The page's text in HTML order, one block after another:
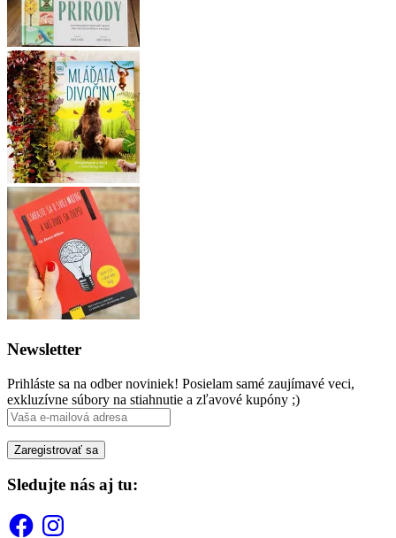
Newsletter
Prihláste sa na odber noviniek! Posielam samé zaujímavé veci,
exkluzívne súbory na stiahnutie a zľavové kupóny ;)
Sledujte nás aj tu:
FacebookInstagram